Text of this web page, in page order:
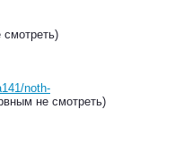
noth-
не смотреть)